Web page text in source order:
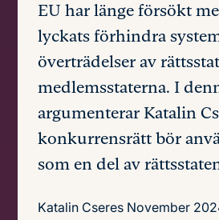
EU har länge försökt
lyckats förhindra
överträdelser av
medlemsstaterna. I
argumenterar Katalin
konkurrensrätt bör
som en del av
Katalin Cseres November